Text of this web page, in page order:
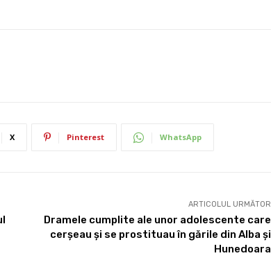
X Pinterest WhatsApp
ARTICOLUL URMĂTOR
Dramele cumplite ale unor adolescente care
cerșeau și se prostituau în gările din Alba și
Hunedoara